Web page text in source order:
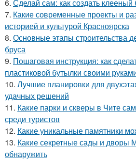
6. Сделай сам: как создать
7. Какие современные проекты и
историей и культурой Красноярска
8. Основные этапы строительства
бруса
9. Пошаговая инструкция: как
пластиковой бутылки своими
10. Лучшие планировки для
удачных решений
11. Какие парки и скверы в Чите
среди туристов
12. Какие уникальные памятники
13. Какие секретные сады и дворы
обнаружить